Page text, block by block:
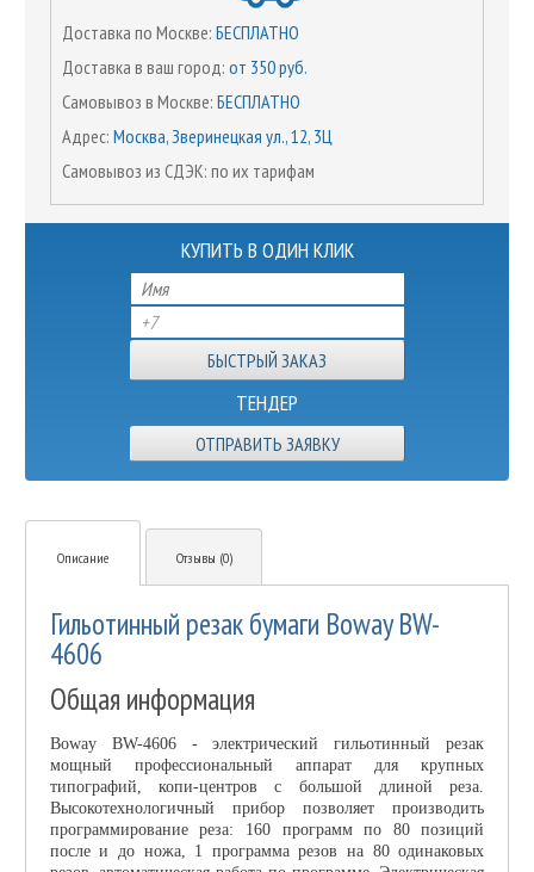
Доставка по Москве: БЕСПЛАТНО
Доставка в ваш город: от 350 руб.
Самовывоз в Москве: БЕСПЛАТНО
Адрес: Москва, Зверинецкая ул., 12, 3Ц
Самовывоз из СДЭК: по их тарифам
КУПИТЬ В ОДИН КЛИК
ТЕНДЕР
ОТПРАВИТЬ ЗАЯВКУ
Описание Отзывы (0)
Гильотинный резак бумаги Boway BW-
4606
Общая информация
Boway BW-4606 - электрический гильотинный резак
мощный профессиональный аппарат для крупных
типографий, копи-центров с большой длиной реза.
Высокотехнологичный прибор позволяет производить
программирование реза: 160 программ по 80 позиций
после и до ножа, 1 программа резов на 80 одинаковых